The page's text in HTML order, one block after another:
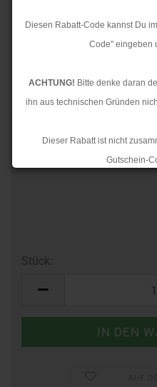
Diesen Rabatt-Code kannst Du
Code" eingeben
ACHTUNG! Bitte denke daran
ihn aus technischen Gründen
Dieser Rabatt ist nicht
Gutschein-
Ab dem 17.08.2026 versenden
Stück: